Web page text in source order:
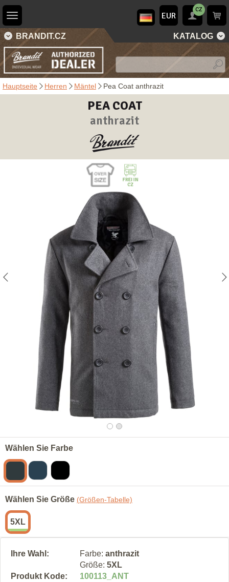
EUR
CZ
BRANDIT.CZ KATALOG
Hauptseite Herren Mäntel Pea Coat anthrazit
PEA COAT
anthrazit
Wählen Sie Farbe
Wählen Sie Größe (Größen-Tabelle)
5XL
Ihre Wahl: Farbe: anthrazit
Größe: 5XL
Produkt Kode:
100113 ANT